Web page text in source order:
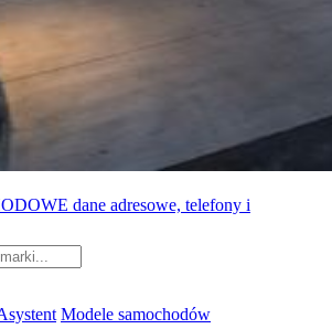
dane adresowe, telefony i
Modele samochodów